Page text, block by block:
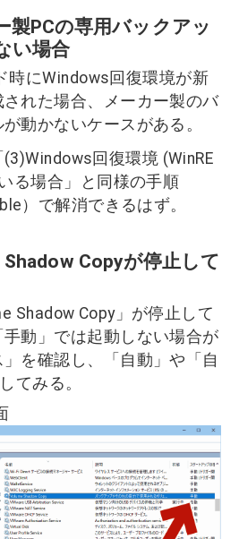
製PCの専用バックアッ
い場合
時にWindows回復環境が新
れた場合、メーカー製のバ
動かないケースがある。
回復環境 (WinRE
る場合」と同様の手順
）で解消できるはず。
Copyが停止して
Shadow Copy」が停止して
動」では起動しない場合が
を確認し、「自動」や「自
てみる。